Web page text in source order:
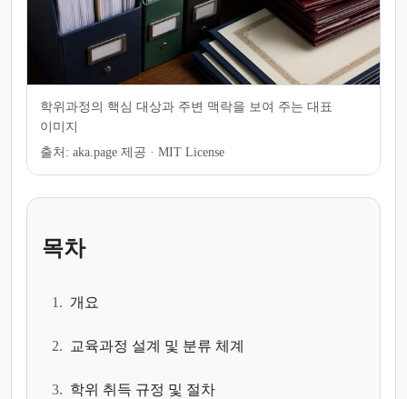
학위과정의 핵심 대상과 주변 맥락을 보여 주는 대표
이미지
출처: aka.page 제공 · MIT License
목차
1. 개요
2. 교육과정 설계 및 분류 체계
3. 학위 취득 규정 및 절차